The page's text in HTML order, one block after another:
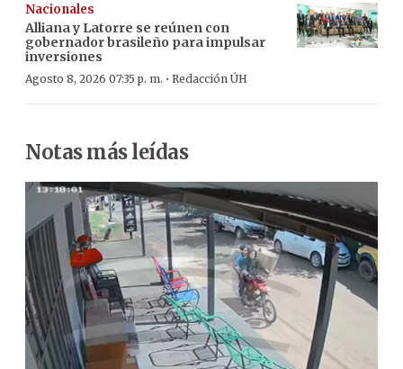
Nacionales
Alliana y Latorre se reúnen con
gobernador brasileño para impulsar
inversiones
Agosto 8, 2026 07:35 p. m. · Redacción ÚH
Notas más leídas